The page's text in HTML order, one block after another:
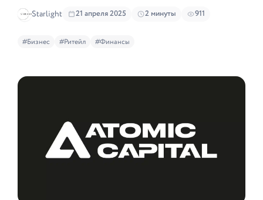
Starlight 21 апреля 2025 2 минуты 911
#Бизнес #Ритейл #Финансы